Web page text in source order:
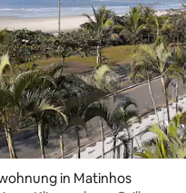
in Matinhos